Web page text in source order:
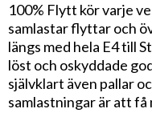
100% Flytt kör varje
samlastar flyttar och
längs med hela E4 till
löst och oskyddade
självklart även pallar
samlastningar är att